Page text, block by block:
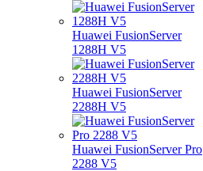
Huawei FusionServer
1288H V5
Huawei FusionServer
2288H V5
Huawei FusionServer Pro
2288 V5